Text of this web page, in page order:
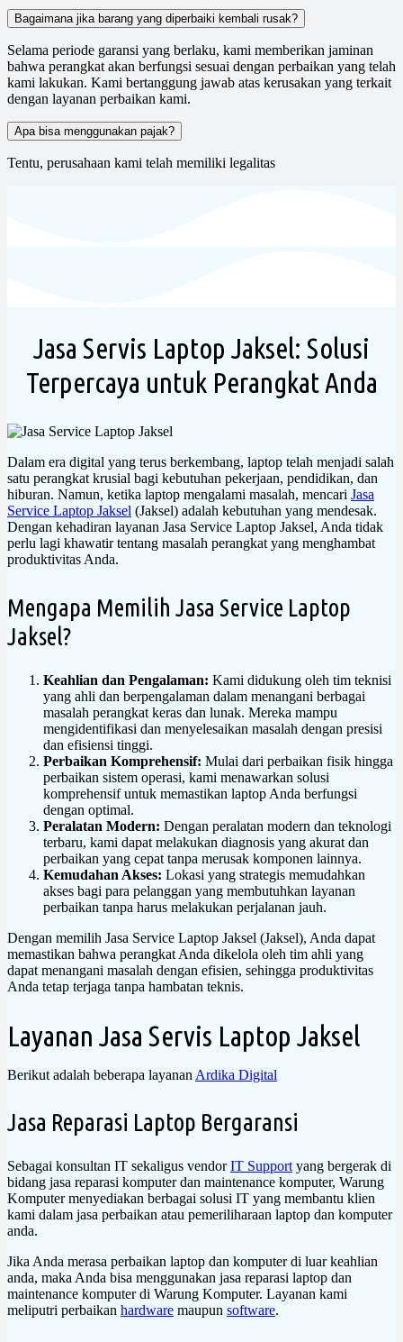
Bagaimana jika barang yang diperbaiki kembali rusak?
Selama periode garansi yang berlaku, kami memberikan jaminan
bahwa perangkat akan berfungsi sesuai dengan perbaikan yang telah
kami lakukan. Kami bertanggung jawab atas kerusakan yang terkait
dengan layanan perbaikan kami.
Apa bisa menggunakan pajak?
Tentu, perusahaan kami telah memiliki legalitas
Jasa Servis Laptop Jaksel: Solusi
Terpercaya untuk Perangkat Anda
Dalam era digital yang terus berkembang, laptop telah menjadi salah
satu perangkat krusial bagi kebutuhan pekerjaan, pendidikan, dan
hiburan. Namun, ketika laptop mengalami masalah, mencari Jasa
Service Laptop Jaksel (Jaksel) adalah kebutuhan yang mendesak.
Dengan kehadiran layanan Jasa Service Laptop Jaksel, Anda tidak
perlu lagi khawatir tentang masalah perangkat yang menghambat
produktivitas Anda.
Mengapa Memilih Jasa Service Laptop
Jaksel?
Keahlian dan Pengalaman: Kami didukung oleh tim teknisi
yang ahli dan berpengalaman dalam menangani berbagai
masalah perangkat keras dan lunak. Mereka mampu
mengidentifikasi dan menyelesaikan masalah dengan presisi
dan efisiensi tinggi.
Perbaikan Komprehensif: Mulai dari perbaikan fisik hingga
perbaikan sistem operasi, kami menawarkan solusi
komprehensif untuk memastikan laptop Anda berfungsi
dengan optimal.
Peralatan Modern: Dengan peralatan modern dan teknologi
terbaru, kami dapat melakukan diagnosis yang akurat dan
perbaikan yang cepat tanpa merusak komponen lainnya.
Kemudahan Akses: Lokasi yang strategis memudahkan
akses bagi para pelanggan yang membutuhkan layanan
perbaikan tanpa harus melakukan perjalanan jauh.
Dengan memilih Jasa Service Laptop Jaksel (Jaksel), Anda dapat
memastikan bahwa perangkat Anda dikelola oleh tim ahli yang
dapat menangani masalah dengan efisien, sehingga produktivitas
Anda tetap terjaga tanpa hambatan teknis.
Layanan Jasa Servis Laptop Jaksel
Berikut adalah beberapa layanan Ardika Digital
Jasa Reparasi Laptop Bergaransi
Sebagai konsultan IT sekaligus vendorIT Support yang bergerak di
bidang jasa reparasi komputer dan maintenance komputer, Warung
Komputer menyediakan berbagai solusi IT yang membantu klien
kami dalam jasa perbaikan atau pemeriliharaan laptop dan komputer
anda.
Jika Anda merasa perbaikan laptop dan komputer di luar keahlian
anda, maka Anda bisa menggunakan jasa reparasi laptop dan
maintenance komputer di Warung Komputer. Layanan kami
meliputri perbaikan hardware maupun software.